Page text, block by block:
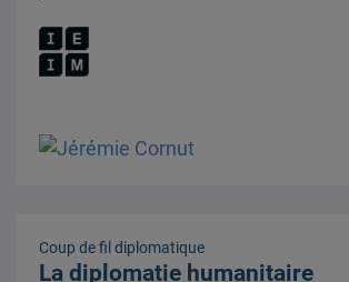
Coup de fil diplomatique
La diplomatie humanitaire